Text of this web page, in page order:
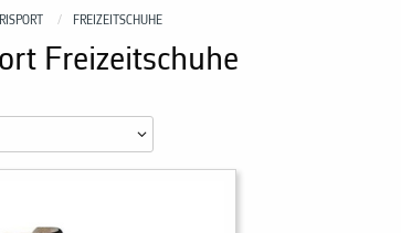
FREIZEITSCHUHE
Freizeitschuhe